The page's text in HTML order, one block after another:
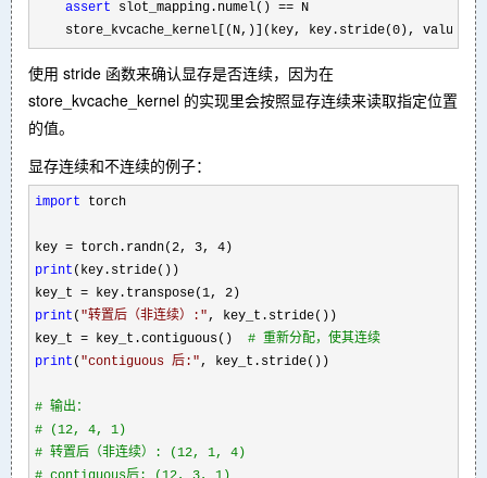
assert slot_mapping.numel() == N
store_kvcache_kernel[(N,)](key, key.stride(0), value,
使用 stride 函数来确认显存是否连续，因为在
store_kvcache_kernel 的实现里会按照显存连续来读取指定位置
的值。
显存连续和不连续的例子：
import torch
key = torch.randn(2, 3, 4
print (key.stride())
key_t = key.transpose(1, 2
print ( "转置后（非连续）: ", key_t.stride())
key_t = key_t.contiguous() # 重新分配，使其连续
print ( "contiguous 后: ", key_t.stride())
# 输出：
# (12, 4, 1)
# 转置后（非连续）: (12, 1, 4)